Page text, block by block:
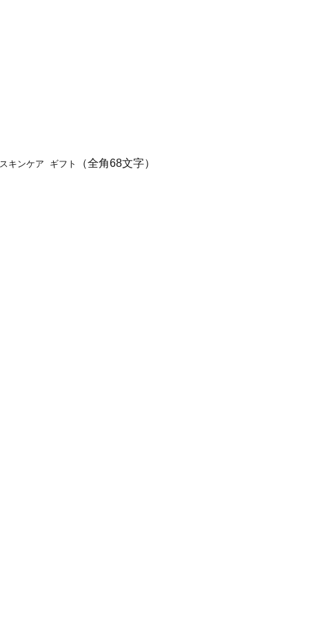
キンケア ギフト （全角68文字）